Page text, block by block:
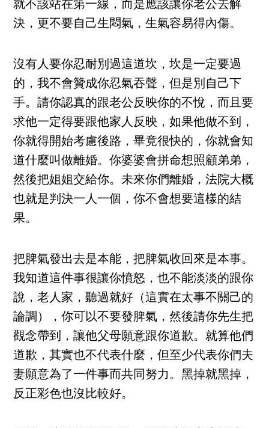
就不該站在第一線，而是應該讓你老公去解
決，更不要自己生悶氣，生氣容易得內傷。
沒有人要你忍耐別過這道坎，坎是一定要過
的，我不會贊成你忍氣吞聲，但是別自己下
手。請你認真的跟老公反映你的不悅，而且要
求他一定得要跟他家人反映，如果他做不到，
你就得開始考慮後路，畢竟很快的，你就會知
道什麼叫做離婚。你婆婆會拼命想照顧弟弟，
然後把姐姐交給你。未來你們離婚，法院大概
也就是判決一人一個，你不會想要這樣的結
果。
把脾氣發出去是本能，把脾氣收回來是本事。
我知道這件事很讓你憤怒，也不能淡淡的跟你
說，老人家，聽過就好（這實在太事不關己的
論調），你可以不要發脾氣，然後請你先生把
觀念帶到，讓他父母願意跟你道歉。就算他們
道歉，其實也不代表什麼，但至少代表你們夫
妻願意為了一件事而共同努力。黑掉就黑掉，
反正彩色也沒比較好。